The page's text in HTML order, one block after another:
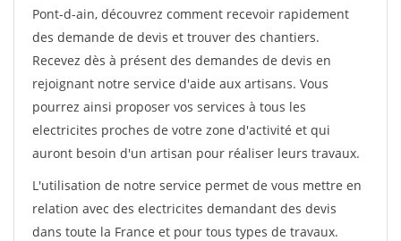
Pont-d-ain, découvrez comment recevoir rapidement
des demande de devis et trouver des chantiers.
Recevez dès à présent des demandes de devis en
rejoignant notre service d'aide aux artisans. Vous
pourrez ainsi proposer vos services à tous les
electricites proches de votre zone d'activité et qui
auront besoin d'un artisan pour réaliser leurs travaux.
L'utilisation de notre service permet de vous mettre en
relation avec des electricites demandant des devis
dans toute la France et pour tous types de travaux.